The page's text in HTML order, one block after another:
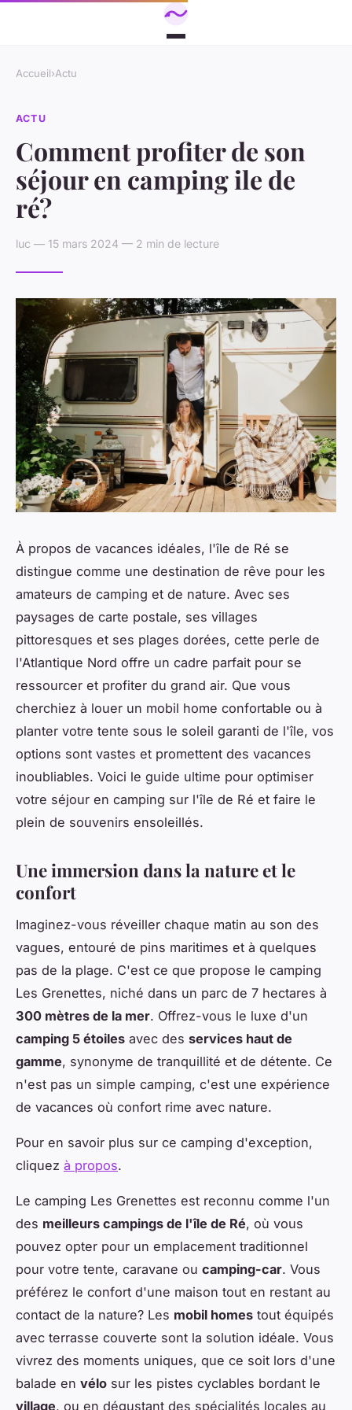
Accueil›Actu
ACTU
Comment profiter de son
séjour en camping ile de
ré?
luc — 15 mars 2024 — 2 min de lecture
À propos de vacances idéales, l'île de Ré se
distingue comme une destination de rêve pour les
amateurs de camping et de nature. Avec ses
paysages de carte postale, ses villages
pittoresques et ses plages dorées, cette perle de
l'Atlantique Nord offre un cadre parfait pour se
ressourcer et profiter du grand air. Que vous
cherchiez à louer un mobil home confortable ou à
planter votre tente sous le soleil garanti de l'île, vos
options sont vastes et promettent des vacances
inoubliables. Voici le guide ultime pour optimiser
votre séjour en camping sur l'île de Ré et faire le
plein de souvenirs ensoleillés.
Une immersion dans la nature et le
confort
Imaginez-vous réveiller chaque matin au son des
vagues, entouré de pins maritimes et à quelques
pas de la plage. C'est ce que propose le camping
Les Grenettes, niché dans un parc de 7 hectares à
300 mètres de la mer. Offrez-vous le luxe d'un
camping 5 étoiles avec des services haut de
gamme, synonyme de tranquillité et de détente. Ce
n'est pas un simple camping, c'est une expérience
de vacances où confort rime avec nature.
Pour en savoir plus sur ce camping d'exception,
cliquez à propos.
Le camping Les Grenettes est reconnu comme l'un
des meilleurs campings de l'île de Ré, où vous
pouvez opter pour un emplacement traditionnel
pour votre tente, caravane ou camping-car. Vous
préférez le confort d'une maison tout en restant au
contact de la nature? Les mobil homes tout équipés
avec terrasse couverte sont la solution idéale. Vous
vivrez des moments uniques, que ce soit lors d'une
balade en vélo sur les pistes cyclables bordant le
village, ou en dégustant des spécialités locales au